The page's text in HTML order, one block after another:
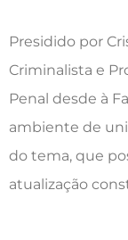
Presidido por
Criminalista e
Penal desde à
ambiente de
do tema, que
atualização